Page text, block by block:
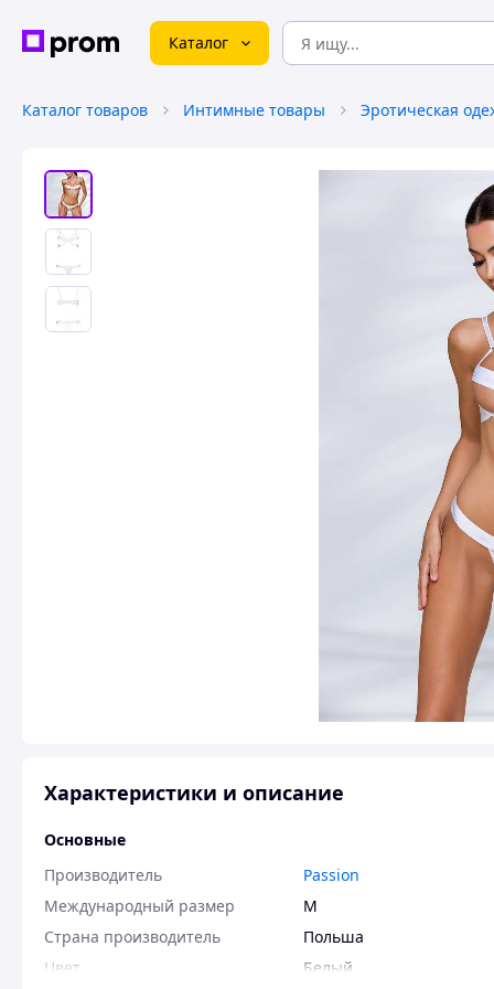
Каталог
Каталог товаров Интимные товары Эротическая
Характеристики и описание
Основные
Производитель
Passion
Международный размер
M
Страна производитель
Польша
Цвет
Белый